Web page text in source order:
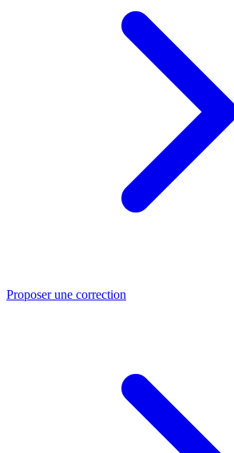
Proposer une correction